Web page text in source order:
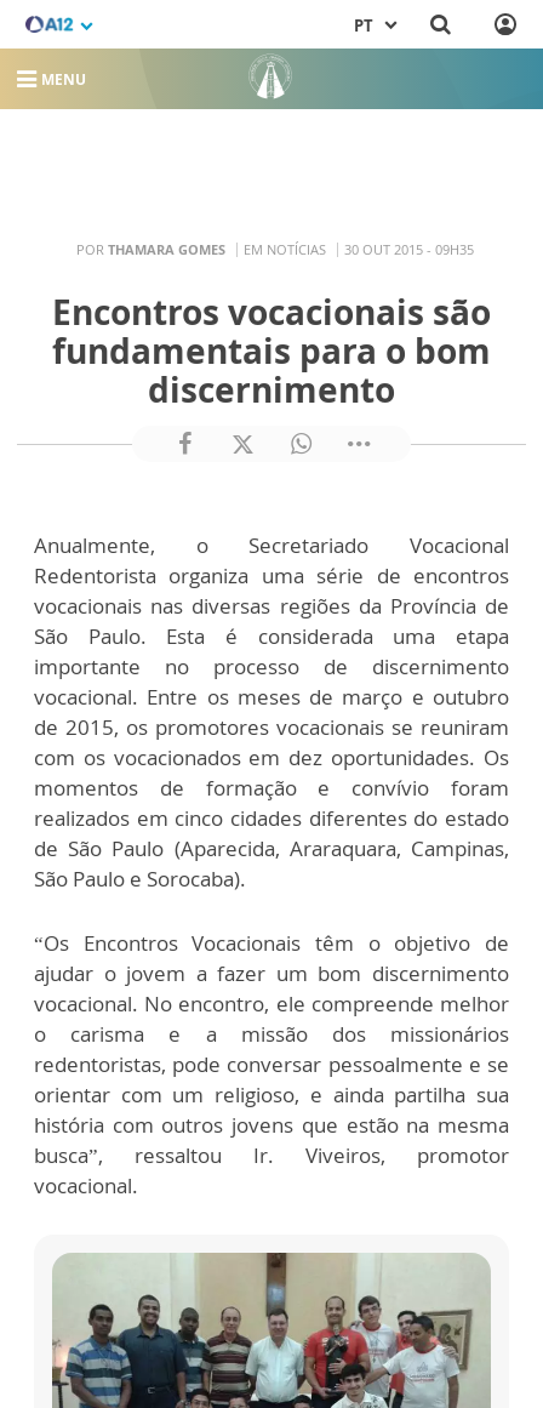
PT
MENU
POR THAMARA GOMES EM NOTÍCIAS 30 OUT 2015 - 09H35
Encontros vocacionais são
fundamentais para o bom
discernimento
Anualmente, o Secretariado Vocacional
Redentorista organiza uma série de encontros
vocacionais nas diversas regiões da Província de
São Paulo. Esta é considerada uma etapa
importante no processo de discernimento
vocacional. Entre os meses de março e outubro
de 2015, os promotores vocacionais se reuniram
com os vocacionados em dez oportunidades. Os
momentos de formação e convívio foram
realizados em cinco cidades diferentes do estado
de São Paulo (Aparecida, Araraquara, Campinas,
São Paulo e Sorocaba).
“Os Encontros Vocacionais têm o objetivo de
ajudar o jovem a fazer um bom discernimento
vocacional. No encontro, ele compreende melhor
o carisma e a missão dos missionários
redentoristas, pode conversar pessoalmente e se
orientar com um religioso, e ainda partilha sua
história com outros jovens que estão na mesma
busca”, ressaltou Ir. Viveiros, promotor
vocacional.